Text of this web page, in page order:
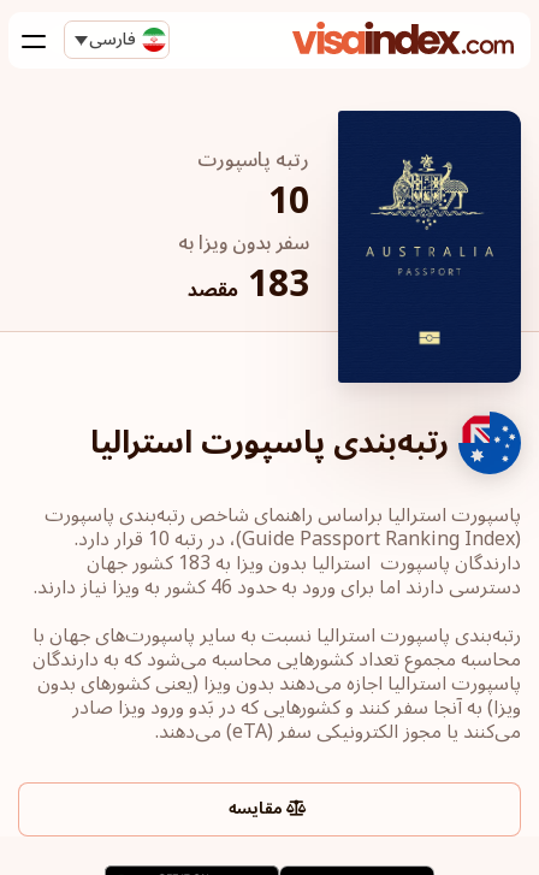
فارسی
رتبه پاسپورت
10
سفر بدون ویزا به
183 مقصد
رتبه‌بندی پاسپورت استرالیا
پاسپورت‎ استرالیا ‎براساس راهنمای شاخص رتبه‌بندی پاسپورت
‏(Guide Passport ‎Ranking Index)، در رتبه 10 قرار دارد.
دارندگان پاسپورت ‏‎ استرالیا بدون ویزا به 183 کشور جهان
رتبه‌بندی پاسپورت‎ استرالیا ‎نسبت به سایر ‏پاسپورت‌های جهان با
محاسبه مجموع تعداد کشورهایی محاسبه می‌شود که به دارندگان
پاسپورت ‎‎استرالیا ‎اجازه می‌دهند بدون ویزا (یعنی کشورهای ‏بدون
ویزا) به آنجا سفر کنند و کشورهایی که در بَدو ورود ویزا صادر
می‌کنند یا ‏مجوز الکترونیکی سفر ‏‎(eTA)‎‏ می‌دهند.
مقایسه